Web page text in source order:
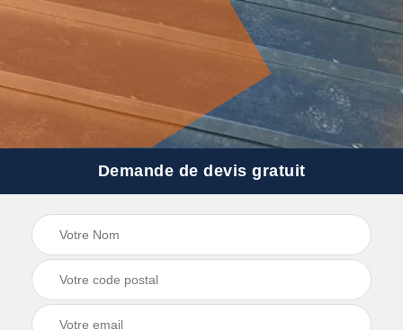
Demande de devis gratuit